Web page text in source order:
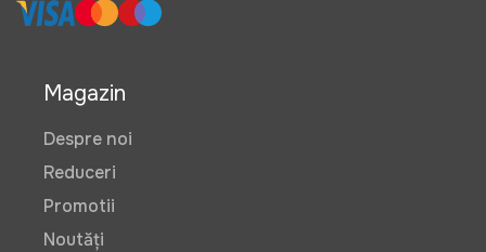
Magazin
Despre noi
Reduceri
Promotii
Noutăți